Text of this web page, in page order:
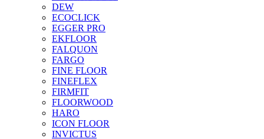
DEW
ECOCLICK
EGGER PRO
EKFLOOR
FALQUON
FARGO
FINE FLOOR
FINEFLEX
FIRMFIT
FLOORWOOD
HARO
ICON FLOOR
INVICTUS